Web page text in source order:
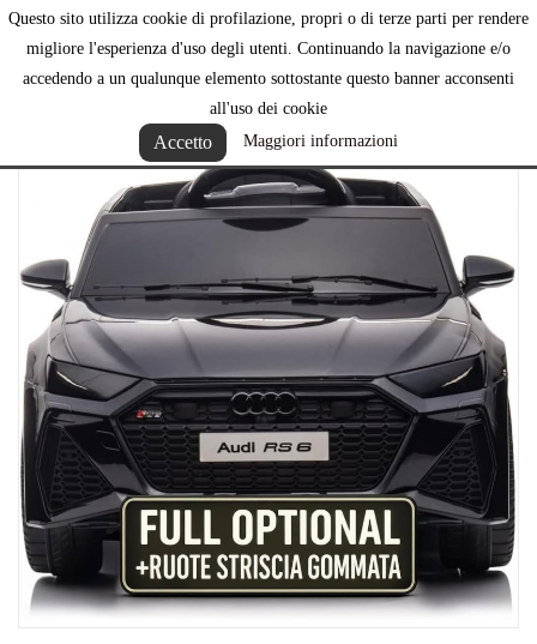
Questo sito utilizza cookie di profilazione, propri o di terze parti per rendere
migliore l'esperienza d'uso degli utenti. Continuando la navigazione e/o
accedendo a un qualunque elemento sottostante questo banner acconsenti
all'uso dei cookie
Accetto Maggiori informazioni
